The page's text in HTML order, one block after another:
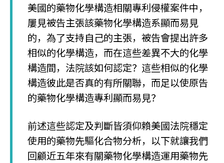
美國的藥物化學構造相關專利侵權案件中，
屢見被告主張該藥物化學構造系顯而易見
的，為了支持自己的主張，被告會提出許多
相似的化學構造，而在這些差異不大的化學
構造間，法院該如何認定？這些相似的化學
構造彼此是否真的有所關聯，而足以使原告
的藥物化學構造專利顯而易見？
前述這些認定及判斷皆須仰賴美國法院穩定
使用的藥物先驅化合物分析，以下就讓我們
回顧近五年來有關藥物化學構造運用藥物先